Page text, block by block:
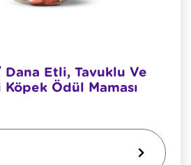
Etli, Tavuklu Ve
Ödül Maması